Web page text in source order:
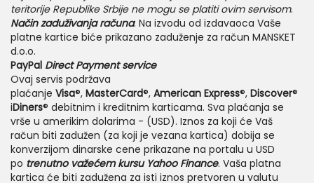
teritorije Republike Srbije ne mogu se platiti ovim servisom.
Način zaduživanja računa: Na izvodu od izdavaoca Vaše
platne kartice biće prikazano zaduženje za račun MANSKET
d.o.o.
PayPal Direct Payment service
Ovaj servis podržava
plaćanje Visa®, MasterCard®, American Express®, Discover®
iDiners® debitnim i kreditnim karticama. Sva plaćanja se
vrše u amerikim dolarima - (USD). Iznos za koji će Vaš
račun biti zadužen (za koji je vezana kartica) dobija se
konverzijom dinarske cene prikazane na portalu u USD
po trenutno važećem kursu Yahoo Finance. Vaša platna
kartica će biti zadužena za isti iznos pretvoren u valutu